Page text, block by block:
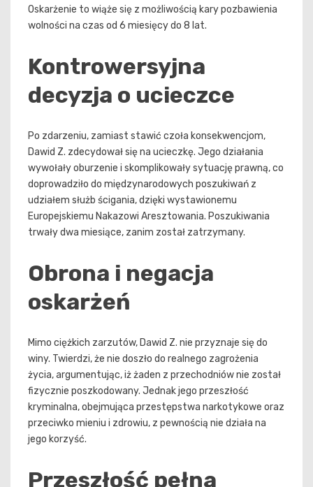
Oskarżenie to wiąże się z możliwością kary pozbawienia
wolności na czas od 6 miesięcy do 8 lat.
Kontrowersyjna
decyzja o ucieczce
Po zdarzeniu, zamiast stawić czoła konsekwencjom,
Dawid Z. zdecydował się na ucieczkę. Jego działania
wywołały oburzenie i skomplikowały sytuację prawną, co
doprowadziło do międzynarodowych poszukiwań z
udziałem służb ścigania, dzięki wystawionemu
Europejskiemu Nakazowi Aresztowania. Poszukiwania
trwały dwa miesiące, zanim został zatrzymany.
Obrona i negacja
oskarżeń
Mimo ciężkich zarzutów, Dawid Z. nie przyznaje się do
winy. Twierdzi, że nie doszło do realnego zagrożenia
życia, argumentując, iż żaden z przechodniów nie został
fizycznie poszkodowany. Jednak jego przeszłość
kryminalna, obejmująca przestępstwa narkotykowe oraz
przeciwko mieniu i zdrowiu, z pewnością nie działa na
jego korzyść.
Przeszłość pełna